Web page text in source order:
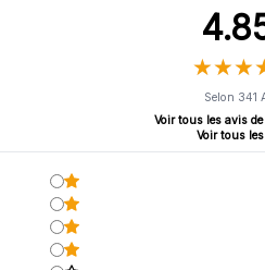
★★★
★★★
Selon 341
Voir tous les avis
Voir tous